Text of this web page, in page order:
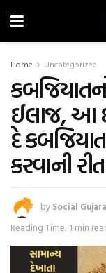
Home Uncategorized
ઈલાજ, આ
દે
કરવાની
by Social
Reading Time: 1 min